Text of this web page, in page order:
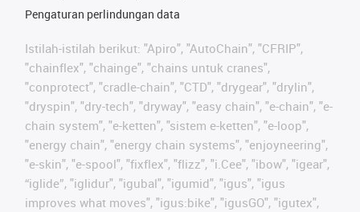
Pengaturan perlindungan data
Istilah-istilah berikut: "Apiro", "AutoChain", "CFRIP",
"chainflex", "chainge", "chains untuk cranes",
"conprotect", "cradle-chain", "CTD", "drygear", "drylin",
"dryspin", "dry-tech", "dryway", "easy chain", "e-chain", "e-
chain system", "e-ketten", "sistem e-ketten", "e-loop",
"energy chain", "energy chain systems", "enjoyneering",
"e-skin", "e-spool", "fixflex", "flizz", "i.Cee", "ibow", "igear",
“iglide”, "iglidur", "igubal", "igumid", "igus", "igus
improves what moves", "igus:bike", "igusGO", "igutex",